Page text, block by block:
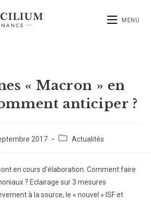
MENU
« Macron » en
anticiper ?
2017 Actualités
en cours d’élaboration. Comment faire
? Eclairage sur 3 mesures
à la source, le « nouvel » ISF et